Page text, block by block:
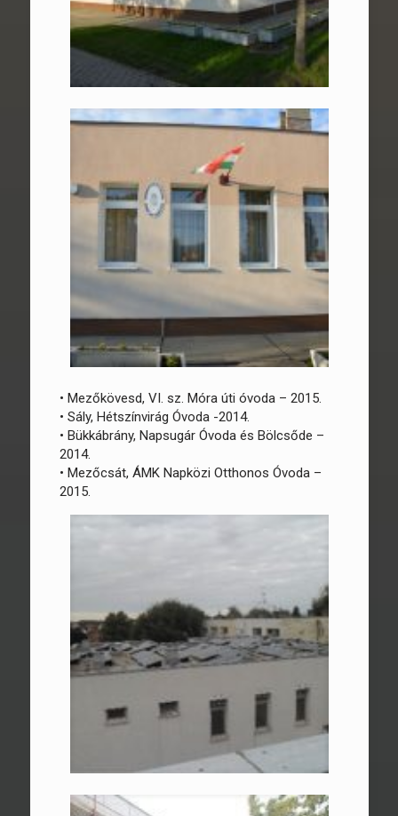
• Mezőkövesd, VI. sz. Móra úti óvoda – 2015.
• Sály, Hétszínvirág Óvoda -2014.
• Bükkábrány, Napsugár Óvoda és Bölcsőde –
2014.
• Mezőcsát, ÁMK Napközi Otthonos Óvoda –
2015.